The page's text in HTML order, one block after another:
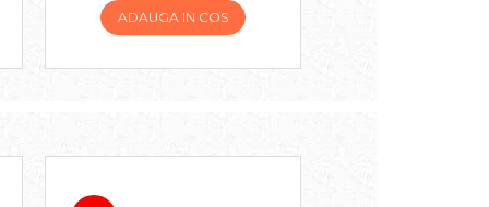
ADAUGA IN COS